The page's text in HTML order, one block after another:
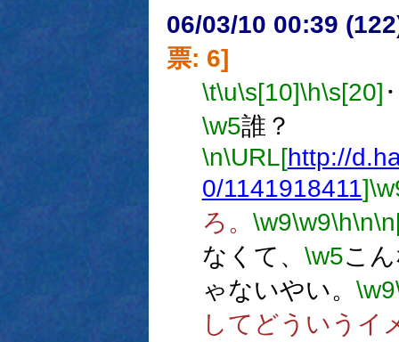
06/03/10 00:39
票: 6]
\t\u\s[10]\h\s[20]
\w5誰？
\n\URL[http://
0/1141918411]
ろ。 \w9\w9\h\n
なくて、 \w5こ
ゃないやい。 \w9
してどういうイ